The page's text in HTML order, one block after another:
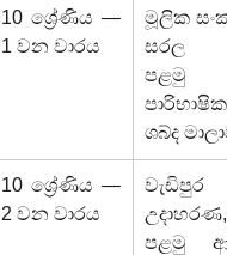
10 ශ්‍රේණිය —
1 වන වාරය
මූලික
සරල
පළමු
පාරිභාෂික
ශබ්ද
10 ශ්‍රේණිය —
2 වන වාරය
වැඩිපුර
උදාහරණ,
පළමු